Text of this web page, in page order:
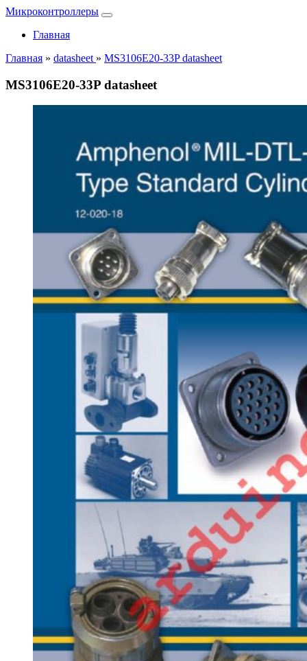
Микроконтроллеры
Главная
Главная » datasheet » MS3106E20-33P datasheet
MS3106E20-33P datasheet